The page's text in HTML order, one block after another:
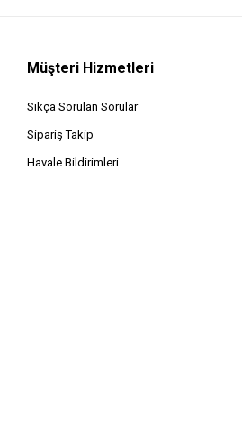
Müşteri Hizmetleri
Sıkça Sorulan Sorular
Sipariş Takip
Havale Bildirimleri